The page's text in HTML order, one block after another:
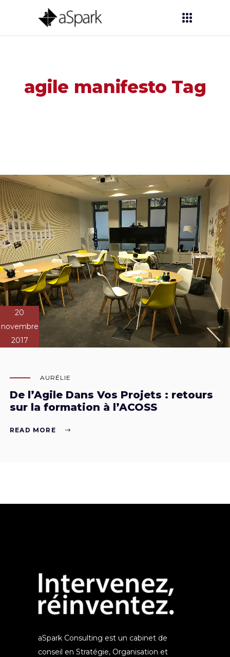
agile manifesto Tag
20
novembre
2017
AURÉLIE
De l’Agile Dans Vos Projets : retours
sur la formation à l’ACOSS
READ MORE
aSpark Consulting est un cabinet de
conseil en Stratégie, Organisation et